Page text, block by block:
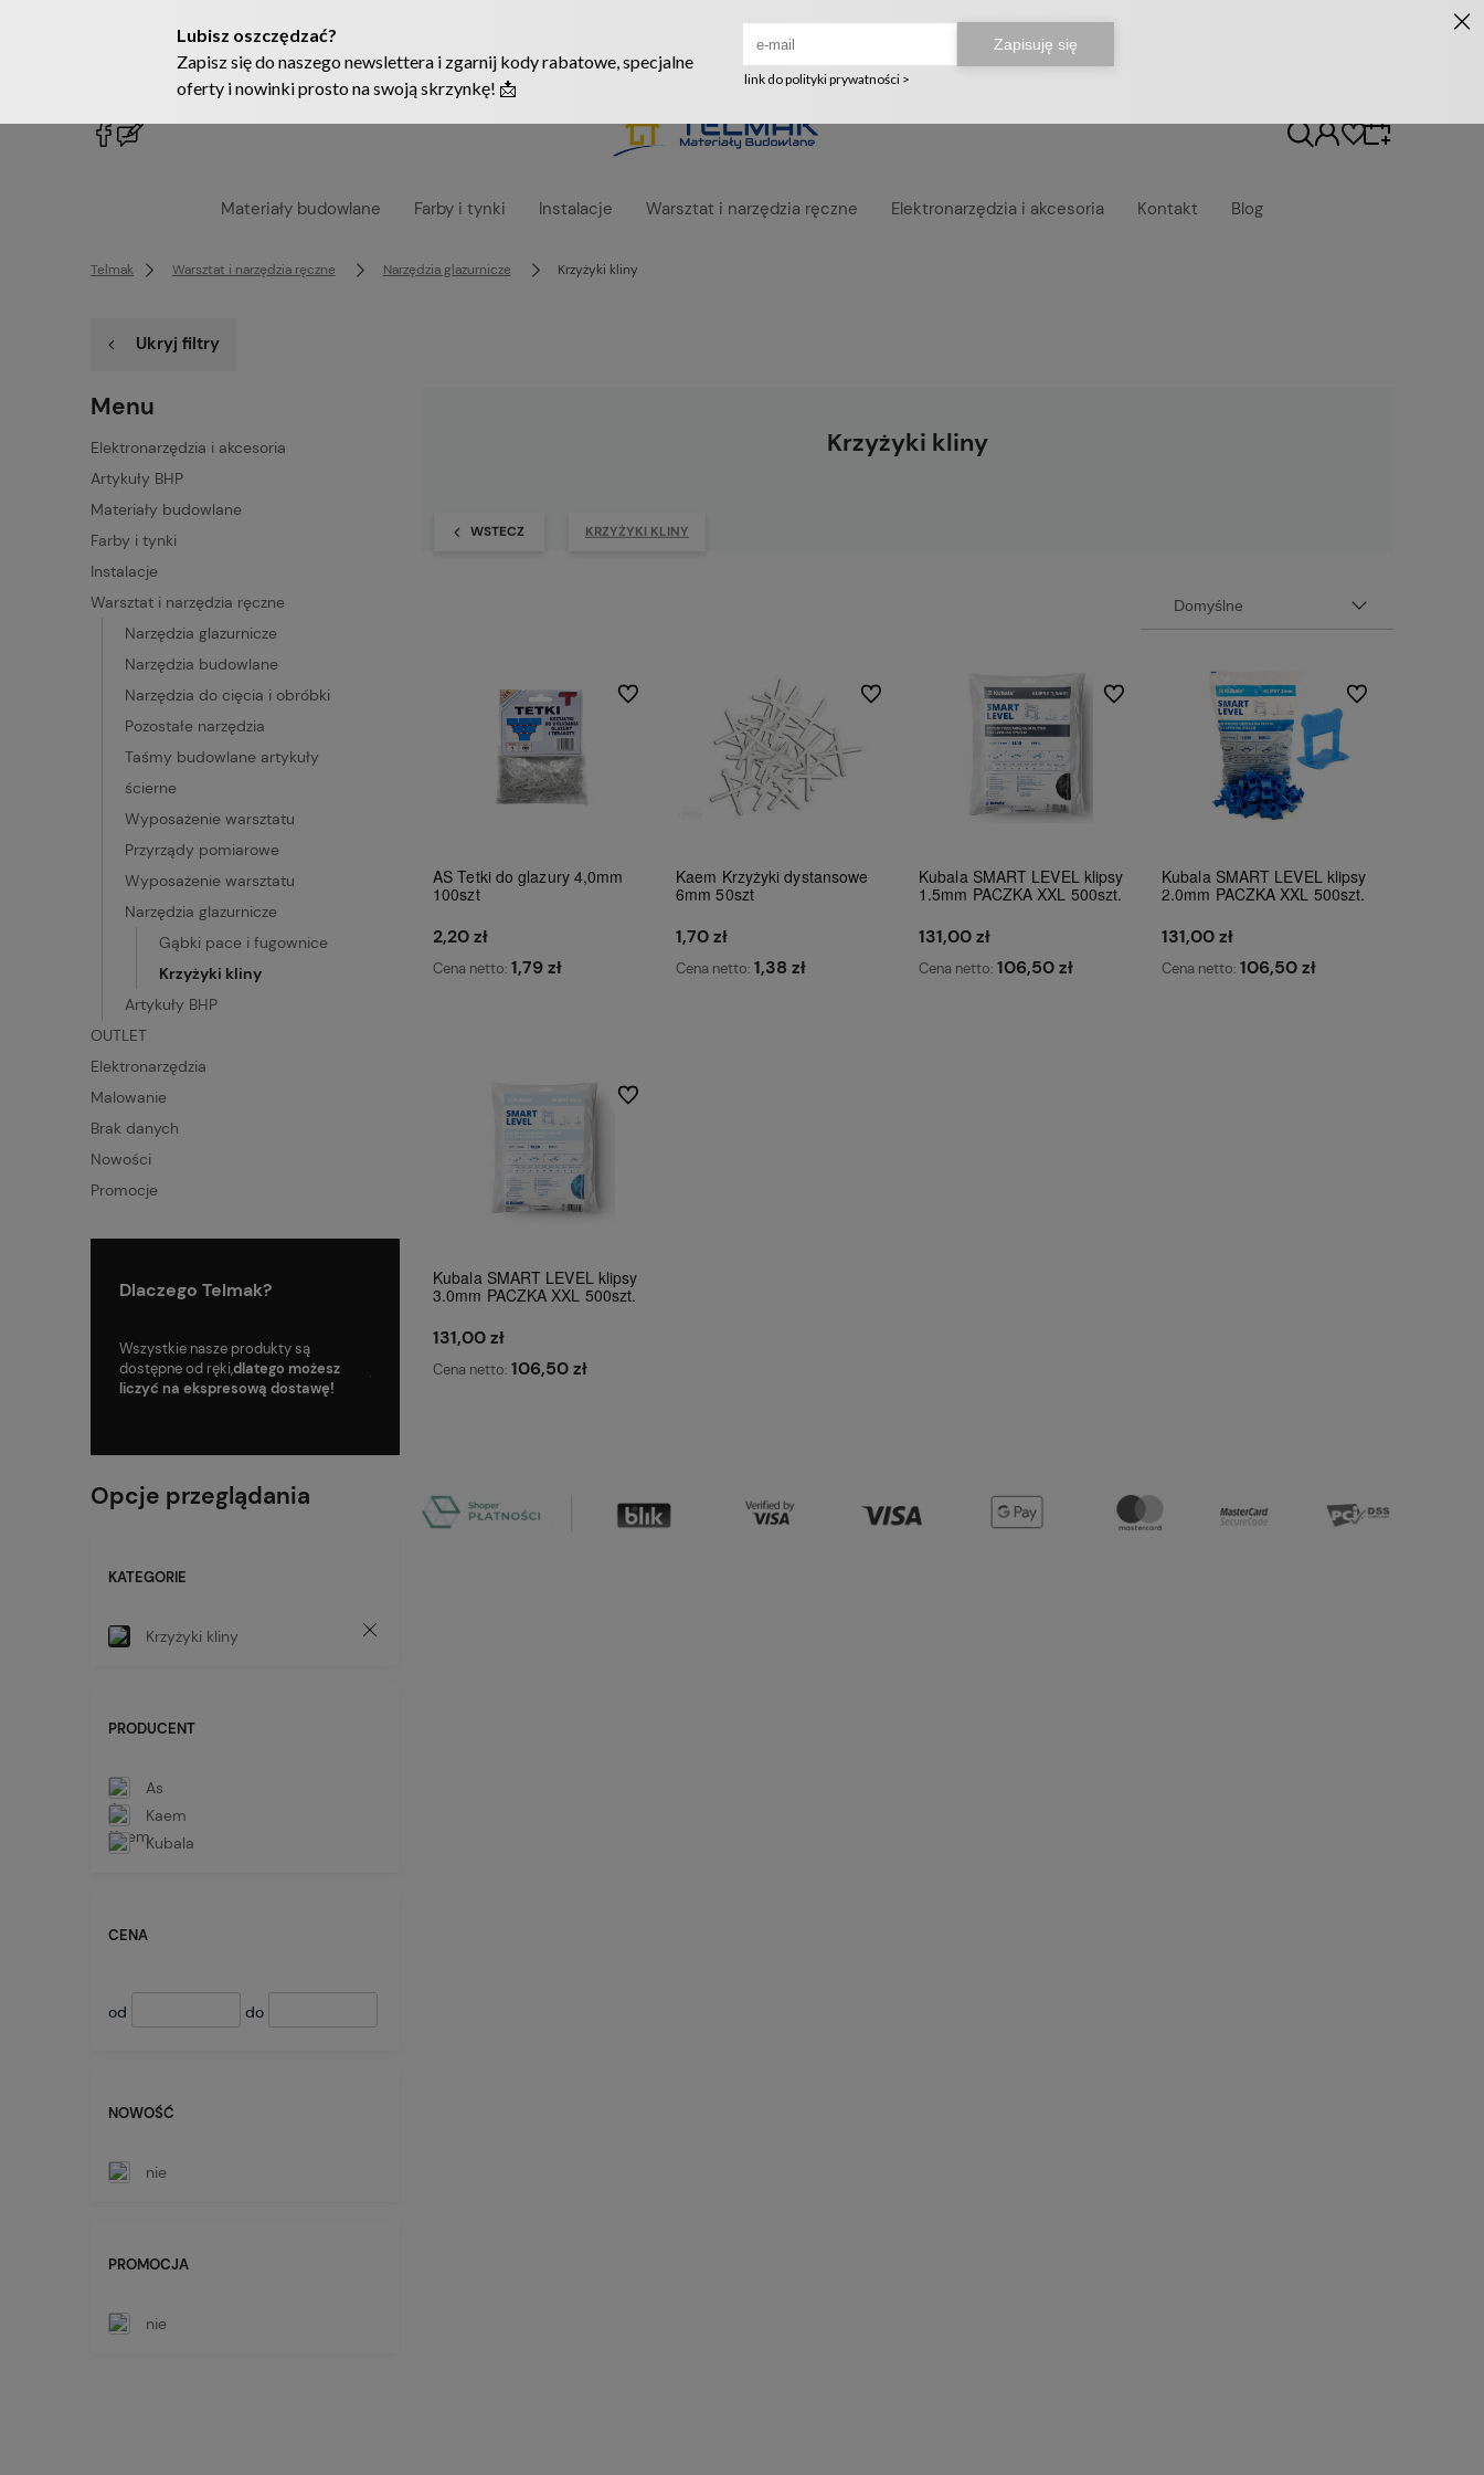
Ruszyła nowa szata graficzna naszego sklepu! ❤️
222905958 sklep@telmak.pl
Materiały budowlane Farby i tynki Instalacje Warsztat i narzędzia ręczne Elektronarzędzia i akcesoria Kontakt Blog
Telmak Warsztat i narzędzia ręczne Narzędzia glazurnicze Krzyżyki kliny
Ukryj filtry
Menu
Elektronarzędzia i akcesoria
Artykuły BHP
Materiały budowlane
Farby i tynki
Instalacje
Warsztat i narzędzia ręczne
Narzędzia glazurnicze
Narzędzia budowlane
Narzędzia do cięcia i obróbki
Pozostałe narzędzia
Taśmy budowlane artykuły
ścierne
Wyposażenie warsztatu
Przyrządy pomiarowe
Wyposażenie warsztatu
Narzędzia glazurnicze
Gąbki pace i fugownice
Krzyżyki kliny
Artykuły BHP
OUTLET
Elektronarzędzia
Malowanie
Brak danych
Nowości
Promocje
Dlaczego Telmak?
Wszystkie nasze produkty są
dostępne od ręki,dlatego możesz
liczyć na ekspresową dostawę!
Skorzystaj z taniej dostawy
9.99zł!
Opcje przeglądania
KATEGORIE
Krzyżyki kliny
PRODUCENT
As
Kaem
Kubala
CENA
od do
NOWOŚĆ
nie
PROMOCJA
nie
Krzyżyki kliny
WSTECZ KRZYŻYKI KLINY
AS Tetki do glazury 4,0mm
100szt
2,20 zł
Cena netto: 1,79 zł
Do ulubionych
Kaem Krzyżyki dystansowe
6mm 50szt
1,70 zł
Cena netto: 1,38 zł
Do ulubionych
Kubala SMART LEVEL klipsy
1.5mm PACZKA XXL 500szt.
131,00 zł
Cena netto: 106,50 zł
Do ulubionych
Kubala SMART LEVEL klipsy
2.0mm PACZKA XXL 500szt.
131,00 zł
Cena netto: 106,50 zł
Do ulubionych
Kubala SMART LEVEL klipsy
3.0mm PACZKA XXL 500szt.
131,00 zł
Cena netto: 106,50 zł
Do ulubionych